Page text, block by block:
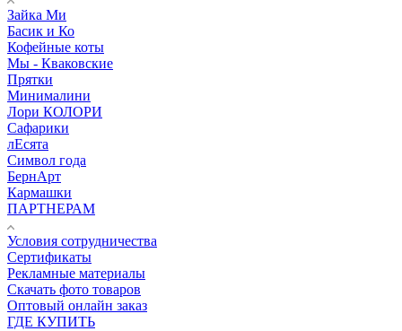
Зайка Ми
Басик и Ко
Кофейные коты
Мы - Кваковские
Прятки
Минималини
Лори КОЛОРИ
Сафарики
лЕсята
Символ года
БернАрт
Кармашки
ПАРТНЕРАМ
Условия сотрудничества
Сертификаты
Рекламные материалы
Скачать фото товаров
Оптовый онлайн заказ
ГДЕ КУПИТЬ